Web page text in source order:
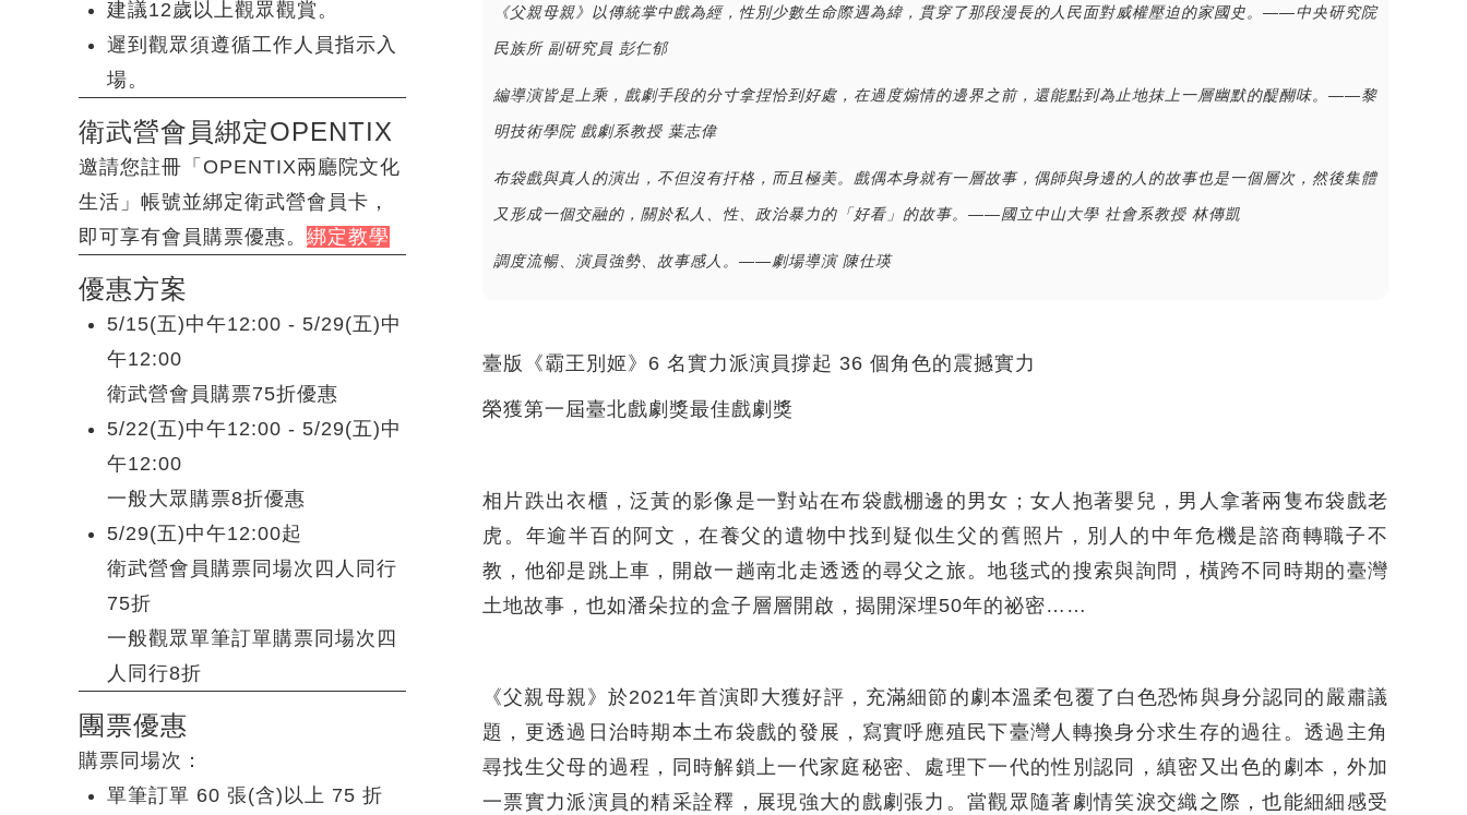
建議12歲以上觀眾觀賞。
遲到觀眾須遵循工作人員指示入
場。
衛武營會員綁定OPENTIX
邀請您註冊「OPENTIX兩廳院文化
生活」帳號並綁定衛武營會員卡，
即可享有會員購票優惠。 綁定教學
優惠方案
5/15(五)中午12:00 - 5/29(五)中
午12:00
衛武營會員購票75折優惠
5/22(五)中午12:00 - 5/29(五)中
午12:00
一般大眾購票8折優惠
5/29(五)中午12:00起
衛武營會員購票同場次四人同行
75折
一般觀眾單筆訂單購票同場次四
人同行8折
團票優惠
購票同場次：
單筆訂單 60 張(含)以上 75 折
《父親母親》以傳統掌中戲為經，性別少數生命際遇為緯，貫穿了那段漫長的人民面對威權壓迫的家國史。——中央研究院
民族所 副研究員 彭仁郁
編導演皆是上乘，戲劇手段的分寸拿捏恰到好處，在過度煽情的邊界之前，還能點到為止地抹上一層幽默的醍醐味。——黎
明技術學院 戲劇系教授 葉志偉
布袋戲與真人的演出，不但沒有扞格，而且極美。戲偶本身就有一層故事，偶師與身邊的人的故事也是一個層次，然後集體
又形成一個交融的，關於私人、性、政治暴力的「好看」的故事。——國立中山大學 社會系教授 林傳凱
調度流暢、演員強勢、故事感人。——劇場導演 陳仕瑛
臺版《霸王別姬》6 名實力派演員撐起 36 個角色的震撼實力
榮獲第一屆臺北戲劇獎最佳戲劇獎
相片跌出衣櫃，泛黃的影像是一對站在布袋戲棚邊的男女；女人抱著嬰兒，男人拿著兩隻布袋戲老
虎。年逾半百的阿文，在養父的遺物中找到疑似生父的舊照片，別人的中年危機是諮商轉職子不
教，他卻是跳上車，開啟一趟南北走透透的尋父之旅。地毯式的搜索與詢問，橫跨不同時期的臺灣
土地故事，也如潘朵拉的盒子層層開啟，揭開深埋50年的祕密……
《父親母親》於2021年首演即大獲好評，充滿細節的劇本溫柔包覆了白色恐怖與身分認同的嚴肅議
題，更透過日治時期本土布袋戲的發展，寫實呼應殖民下臺灣人轉換身分求生存的過往。透過主角
尋找生父母的過程，同時解鎖上一代家庭秘密、處理下一代的性別認同，縝密又出色的劇本，外加
一票實力派演員的精采詮釋，展現強大的戲劇張力。當觀眾隨著劇情笑淚交織之際，也能細細感受